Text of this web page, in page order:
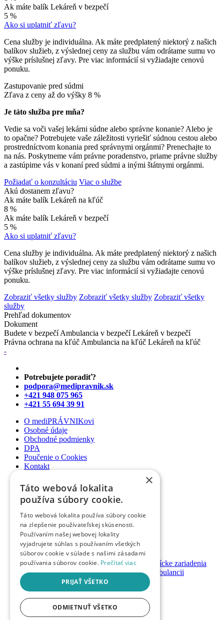
Ak máte balík Lekáreň v bezpečí
5 %
Ako si uplatniť zľavu?
Cena služby je individuálna. Ak máte predplatený niektorý z našich
balíkov služieb, z výslednej ceny za službu vám odrátame sumu vo
výške príslušnej zľavy. Pre viac informácií si vyžiadajte cenovú
ponuku.
Zastupovanie pred súdmi
Zľava z ceny až do výšky 8 %
Je táto služba pre mňa?
Vedie sa voči vašej lekárni súdne alebo správne konanie? Alebo je
to opačne? Potrebujete vaše záležitosti vyriešiť súdnou cestou alebo
prostredníctvom konania pred správnymi orgánmi? Prenechajte to
na nás. Poskytneme vám právne poradenstvo, priame právne služby
a zastúpime vás v konaní pred súdmi a inými štátnymi orgánmi.
Požiadať o konzultáciu Viac o službe
Akú dostanem zľavu?
Ak máte balík Lekáreň na kľúč
8 %
Ak máte balík Lekáreň v bezpečí
5 %
Ako si uplatniť zľavu?
Cena služby je individuálna. Ak máte predplatený niektorý z našich
balíkov služieb, z výslednej ceny za službu vám odrátame sumu vo
výške príslušnej zľavy. Pre viac informácií si vyžiadajte cenovú
ponuku.
Zobraziť všetky služby Zobraziť všetky služby Zobraziť všetky
služby
Prehľad dokumentov
Dokument
Budete v bezpečí Ambulancia v bezpečí Lekáreň v bezpečí
Právna ochrana na kľúč Ambulancia na kľúč Lekáreň na kľúč
-
Potrebujete poradiť?
podpora@medipravnik.sk
+421 948 075 965
+421 55 694 39 91
O mediPRÁVNIKovi
Osobné údaje
Obchodné podmienky
DPA
Poučenie o Cookies
Kontakt
Newsletter
Články
Podcasty
Informované súhlasy
Právny web pre ambulancie
Právnik na telefóne
GDPR ambulancie / lekárne
Systémy bezpečnosti pacienta pre zdravotnícke zariadenia
Nastavenie priamych platieb pacienta v ambulancii
Založenie / prevody ambulancií a lekární
Registrácia
Prihlásenie
Návody & manuály
×
Táto webová lokalita
používa súbory cookie.
Táto webová lokalita používa súbory cookie
na zlepšenie používateľskej skúsenosti.
Používaním našej webovej lokality
vyjadrujete súhlas s používaním všetkých
súborov cookie v súlade s našimi zásadami
používania súborov cookie. Prečítať viac
PRIJAŤ VŠETKO
ODMIETNUŤ VŠETKO